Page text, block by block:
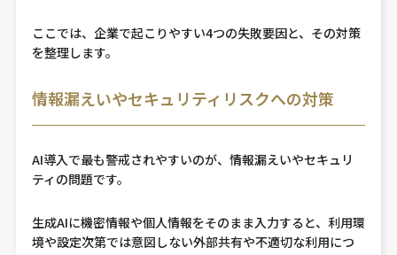
ここでは、企業で起こりやすい4つの失敗要因と、その対策
を整理します。
情報漏えいやセキュリティリスクへの対策
AI導入で最も警戒されやすいのが、情報漏えいやセキュリ
ティの問題です。
生成AIに機密情報や個人情報をそのまま入力すると、利用環
境や設定次第では意図しない外部共有や不適切な利用につ